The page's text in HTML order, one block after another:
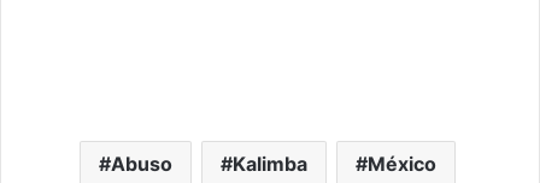
Abuso Kalimba México